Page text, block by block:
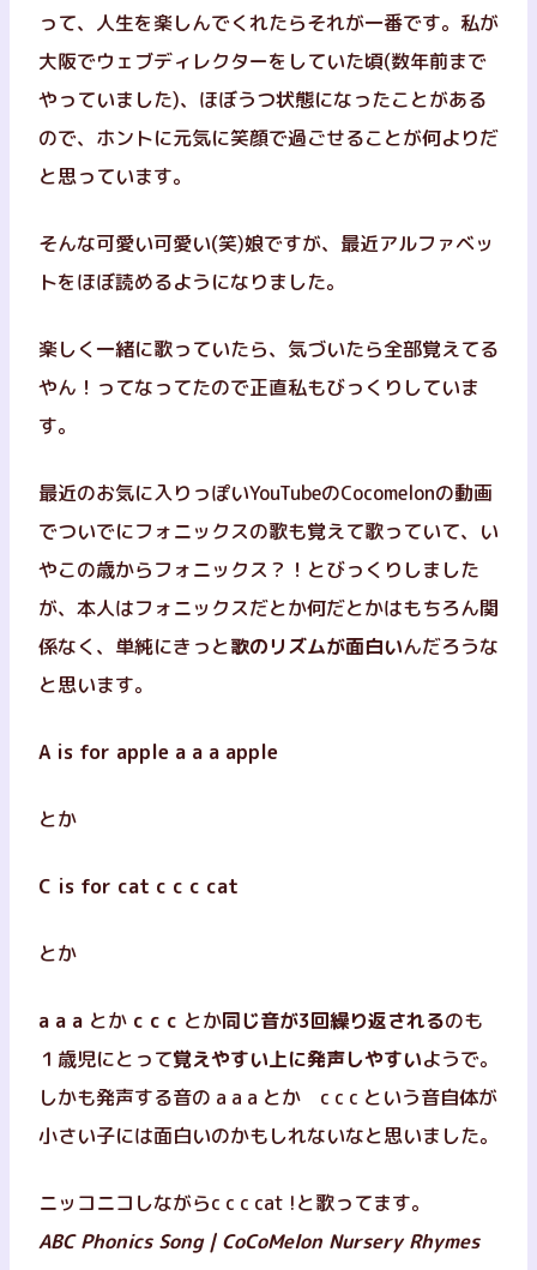
って、人生を楽しんでくれたらそれが一番です。私が
大阪でウェブディレクターをしていた頃(数年前まで
やっていました)、ほぼうつ状態になったことがある
ので、ホントに元気に笑顔で過ごせることが何よりだ
と思っています。
そんな可愛い可愛い(笑)娘ですが、最近アルファベッ
トをほぼ読めるようになりました。
楽しく一緒に歌っていたら、気づいたら全部覚えてる
やん！ってなってたので正直私もびっくりしていま
す。
最近のお気に入りっぽいYouTubeのCocomelonの動画
でついでにフォニックスの歌も覚えて歌っていて、い
やこの歳からフォニックス？！とびっくりしました
が、本人はフォニックスだとか何だとかはもちろん関
係なく、単純にきっと歌のリズムが面白いんだろうな
と思います。
A is for apple a a a apple
とか
C is for cat c c c cat
とか
a a a とか c c c とか同じ音が3回繰り返されるのも
１歳児にとって覚えやすい上に発声しやすいようで。
しかも発声する音の a a a とか c c c という音自体が
小さい子には面白いのかもしれないなと思いました。
ニッコニコしながらc c c cat !と歌ってます。
ABC Phonics Song | CoCoMelon Nursery Rhymes